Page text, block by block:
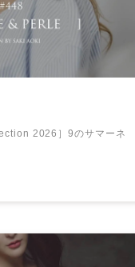
2026］9のサマーネ